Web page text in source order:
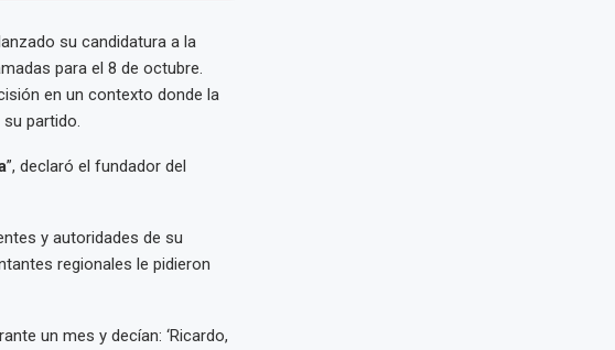
su candidatura a la
para el 8 de octubre.
en un contexto donde la
partido.
”, declaró el fundador del
y autoridades de su
regionales le pidieron
un mes y decían: ‘Ricardo,